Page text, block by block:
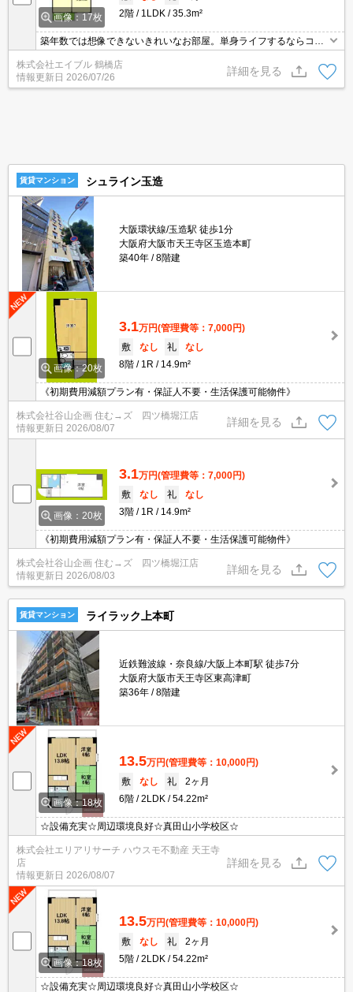
画像：17枚
2階
1LDK 35.3m²
築年数では想像できないきれいなお部屋。単身ライフするならコ
コ！！。
株式会社エイブル 鶴橋店
情報更新日 2026/07/26
詳細を見る
賃貸マンション シュライン玉造
大阪環状線/玉造駅 徒歩1分
大阪府大阪市天王寺区玉造本町
築40年
8階建
画像：20枚
3.1万円(管理費等：7,000円)
敷
なし 礼
なし
8階
1R 14.9m²
《初期費用減額プラン有・保証人不要・生活保護可能物件》
株式会社谷山企画 住む→ズ 四ツ橋堀江店
情報更新日 2026/08/07
詳細を見る
画像：20枚
3.1万円(管理費等：7,000円)
敷
なし 礼
なし
3階
1R 14.9m²
《初期費用減額プラン有・保証人不要・生活保護可能物件》
株式会社谷山企画 住む→ズ 四ツ橋堀江店
情報更新日 2026/08/03
詳細を見る
賃貸マンション ライラック上本町
近鉄難波線・奈良線/大阪上本町駅 徒歩7分
大阪府大阪市天王寺区東高津町
築36年
8階建
画像：18枚
13.5万円(管理費等：10,000円)
敷
なし 礼
2ヶ月
6階
2LDK 54.22m²
☆設備充実☆周辺環境良好☆真田山小学校区☆
株式会社エリアリサーチ ハウスモ不動産 天王寺
店
情報更新日 2026/08/07
詳細を見る
画像：18枚
13.5万円(管理費等：10,000円)
敷
なし 礼
2ヶ月
5階
2LDK 54.22m²
☆設備充実☆周辺環境良好☆真田山小学校区☆